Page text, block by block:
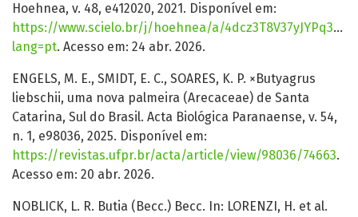
Hoehnea, v. 48, e412020, 2021. Disponível em:
https://www.scielo.br/j/hoehnea/a/
lang=pt. Acesso em: 24 abr. 2026.
ENGELS, M. E., SMIDT, E. C., SOARES, K. P. ×Butyagrus
liebschii, uma nova palmeira (Arecaceae) de Santa
Catarina, Sul do Brasil. Acta Biológica Paranaense, v. 54,
n. 1, e98036, 2025. Disponível em:
https://revistas.ufpr.br/acta/article/view/98036/74663.
Acesso em: 20 abr. 2026.
NOBLICK, L. R. Butia (Becc.) Becc. In: LORENZI, H. et al.